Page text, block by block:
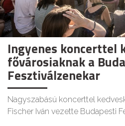
Ingyenes koncerttel
fővárosiaknak a
Fesztiválzenekar
Nagyszabású koncerttel
Fischer Iván vezette Budapesti